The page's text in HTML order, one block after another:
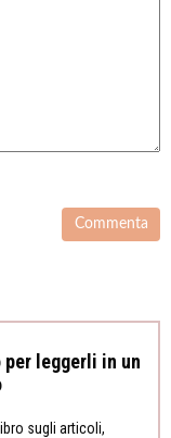
leggerli in un
sugli articoli,